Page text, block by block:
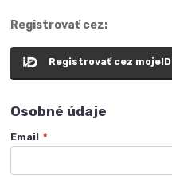
Registrovať cez:
Registrovať cez mojeID
Osobné údaje
Email *